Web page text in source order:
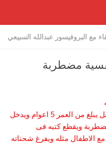
مع البروفيسور عبدالله السبيعي
مضطربة
لو سمحت يا دكتور يوجد مشكله لطفل يبلغ من العمر 5 اعوام ويدخل
ويقطع كتبه فى
الاطفال مثله ويفرغ شحناته